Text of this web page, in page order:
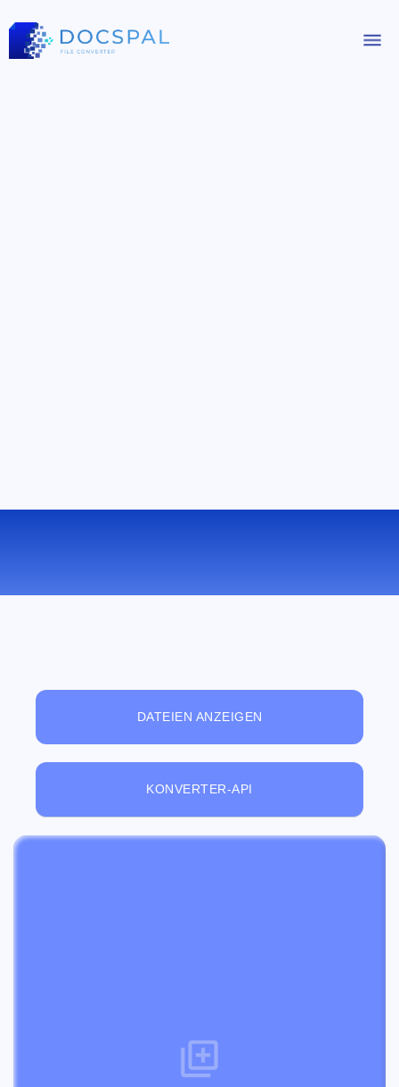
DATEIEN ANZEIGEN
KONVERTER-API